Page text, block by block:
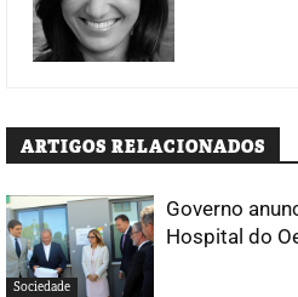
ARTIGOS RELACIONADOS
Sociedade
Governo
Hospital do